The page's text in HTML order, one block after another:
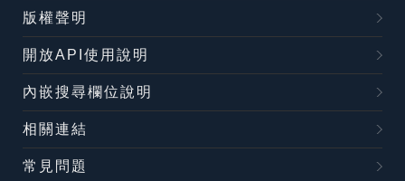
版權聲明
開放API使用說明
內嵌搜尋欄位說明
相關連結
常見問題